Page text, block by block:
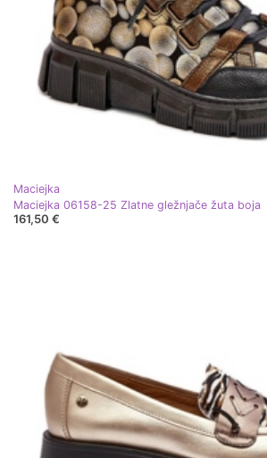
Maciejka
Maciejka 06158-25 Zlatne gležnjače žuta boja
161,50 €